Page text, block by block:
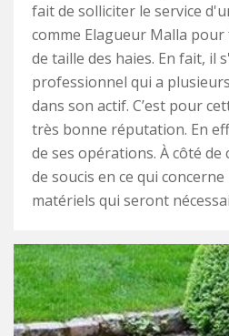
fait de solliciter le service
comme Elagueur Malla
de taille des haies. En fait, il
professionnel qui a
dans son actif. C’est pour
très bonne réputation. En
de ses opérations. À côté de
de soucis en ce qui
matériels qui seront